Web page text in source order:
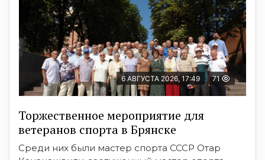
6 АВГУСТА 2026, 17:49 71
Торжественное мероприятие для
ветеранов спорта в Брянске
Среди них были мастер спорта СССР Отар